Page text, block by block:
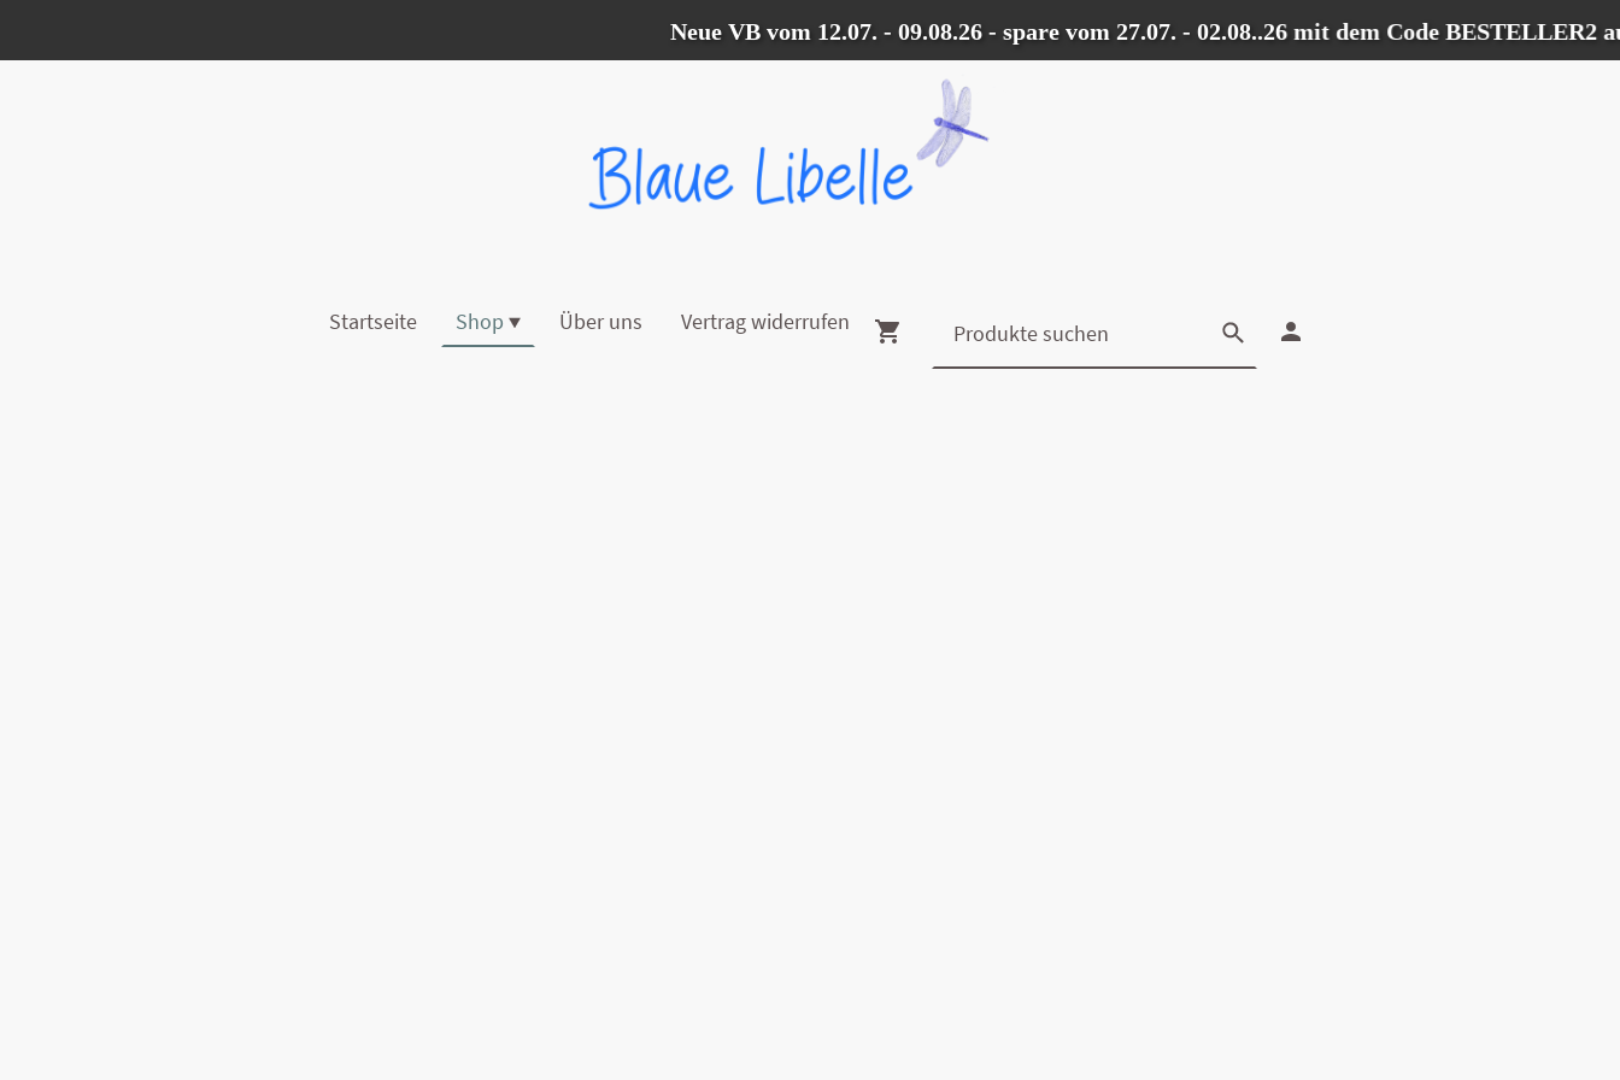
Neue VB vom 12.07. - 09.08.26 - spare vom 27.07. - 02.08..26 mit dem Code BESTELLER2 auf
Startseite Shop Über uns Vertrag widerrufen